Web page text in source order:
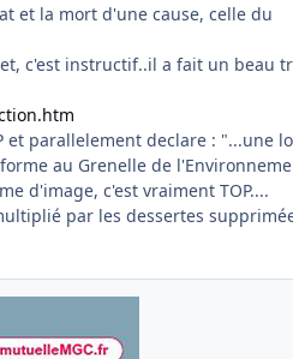
et la mort d'une cause, celle du
c'est instructif..il a fait un beau
et parallelement declare : "...une
au Grenelle de
d'image, c'est vraiment TOP....
par les dessertes